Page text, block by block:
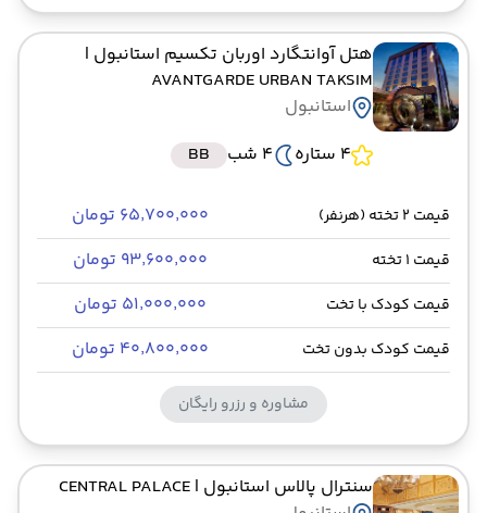
هتل آوانتگارد اوربان تکسیم استانبول |
AVANTGARDE URBAN TAKSIM
استانبول
4 ستاره
4 شب BB
قیمت 2 تخته (هرنفر) ۶۵٬۷۰۰٬۰۰۰ تومان
قیمت 1 تخته ۹۳٬۶۰۰٬۰۰۰ تومان
قیمت کودک با تخت ۵۱٬۰۰۰٬۰۰۰ تومان
قیمت کودک بدون تخت ۴۰٬۸۰۰٬۰۰۰ تومان
مشاوره و رزرو رایگان
سنترال پالاس استانبول | CENTRAL PALACE